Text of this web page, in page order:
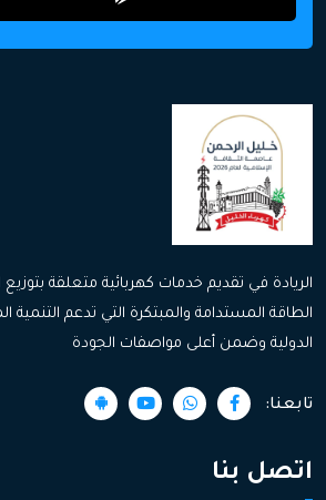
الريادة في تقديم خدمات كهربائية متعلقة
الطاقة المستدامة والمبتكرة التي تدعم التنمية
الدولية وضمن أعلى مواصفات الجودة
تابعنا:
اتصل بنا